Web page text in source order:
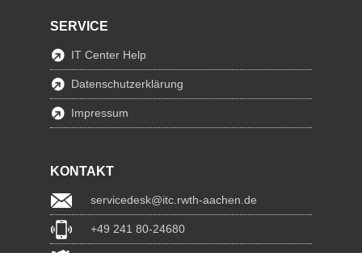
SERVICE
IT Center Help
Datenschutzerklärung
Impressum
KONTAKT
servicedesk@itc.rwth-aachen.de
+49 241 80-24680